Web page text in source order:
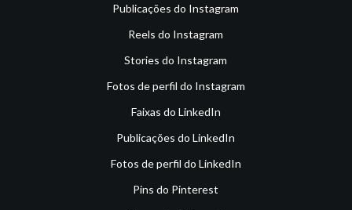
Publicações do Instagram
Reels do Instagram
Stories do Instagram
Fotos de perfil do Instagram
Faixas do LinkedIn
Publicações do LinkedIn
Fotos de perfil do LinkedIn
Pins do Pinterest